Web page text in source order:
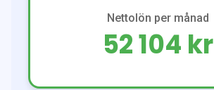
Nettolön per månad
52 104 kr